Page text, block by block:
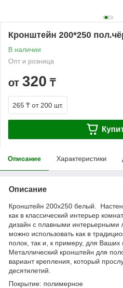
Кронштейн 200*250
В наличии
Опт и розница
от 320 ₸
265 ₸ от 200 шт.
Описание Характеристики
Описание
Кронштейн 200х250 белый.
как в классический интерьер
дизайн с плавными интерьерными
можно использовать как в
полок, так и, к примеру, для Ваших
Металлический кронштейн для
вариант крепления, который
десятилетий.
Покрытие: полимерное